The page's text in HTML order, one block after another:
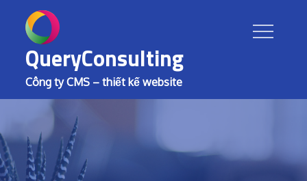
contentQueryConsulting
Công ty CMS – thiết kế website